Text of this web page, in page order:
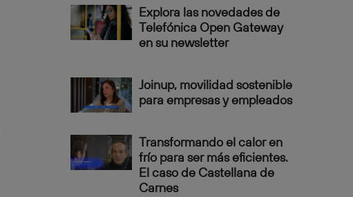
Explora las novedades de
Telefónica Open Gateway
en su newsletter
Joinup, movilidad sostenible
para empresas y empleados
Transformando el calor en
frío para ser más eficientes.
El caso de Castellana de
Carnes